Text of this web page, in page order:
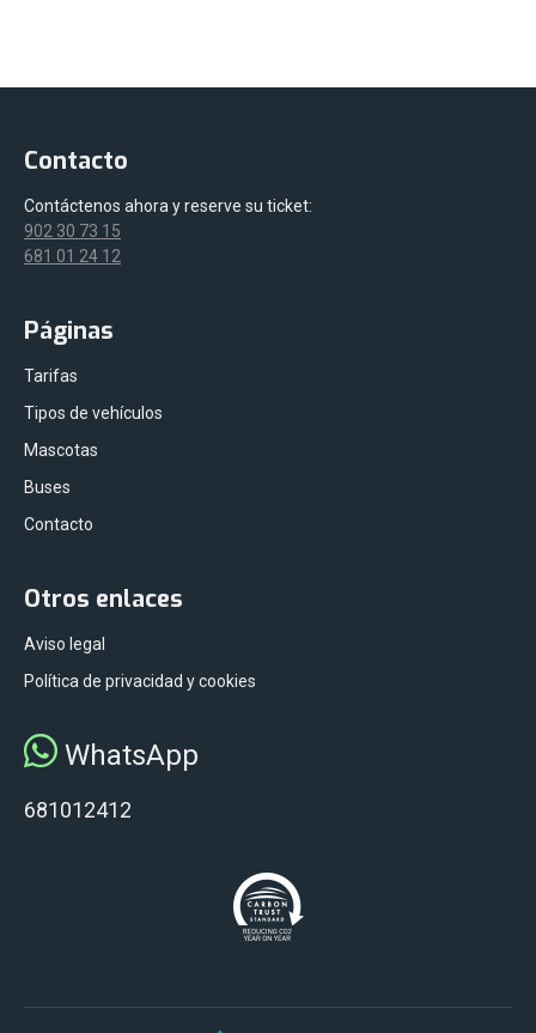
Contacto
Contáctenos ahora y reserve su ticket:
902 30 73 15
681 01 24 12
Páginas
Tarifas
Tipos de vehículos
Mascotas
Buses
Contacto
Otros enlaces
Aviso legal
Política de privacidad y cookies
WhatsApp
681012412